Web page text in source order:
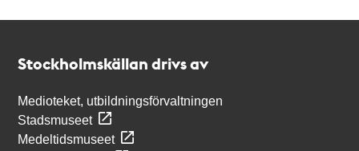
Stockholmskällan drivs av
Medioteket, utbildningsförvaltningen
Stadsmuseet
Medeltidsmuseet